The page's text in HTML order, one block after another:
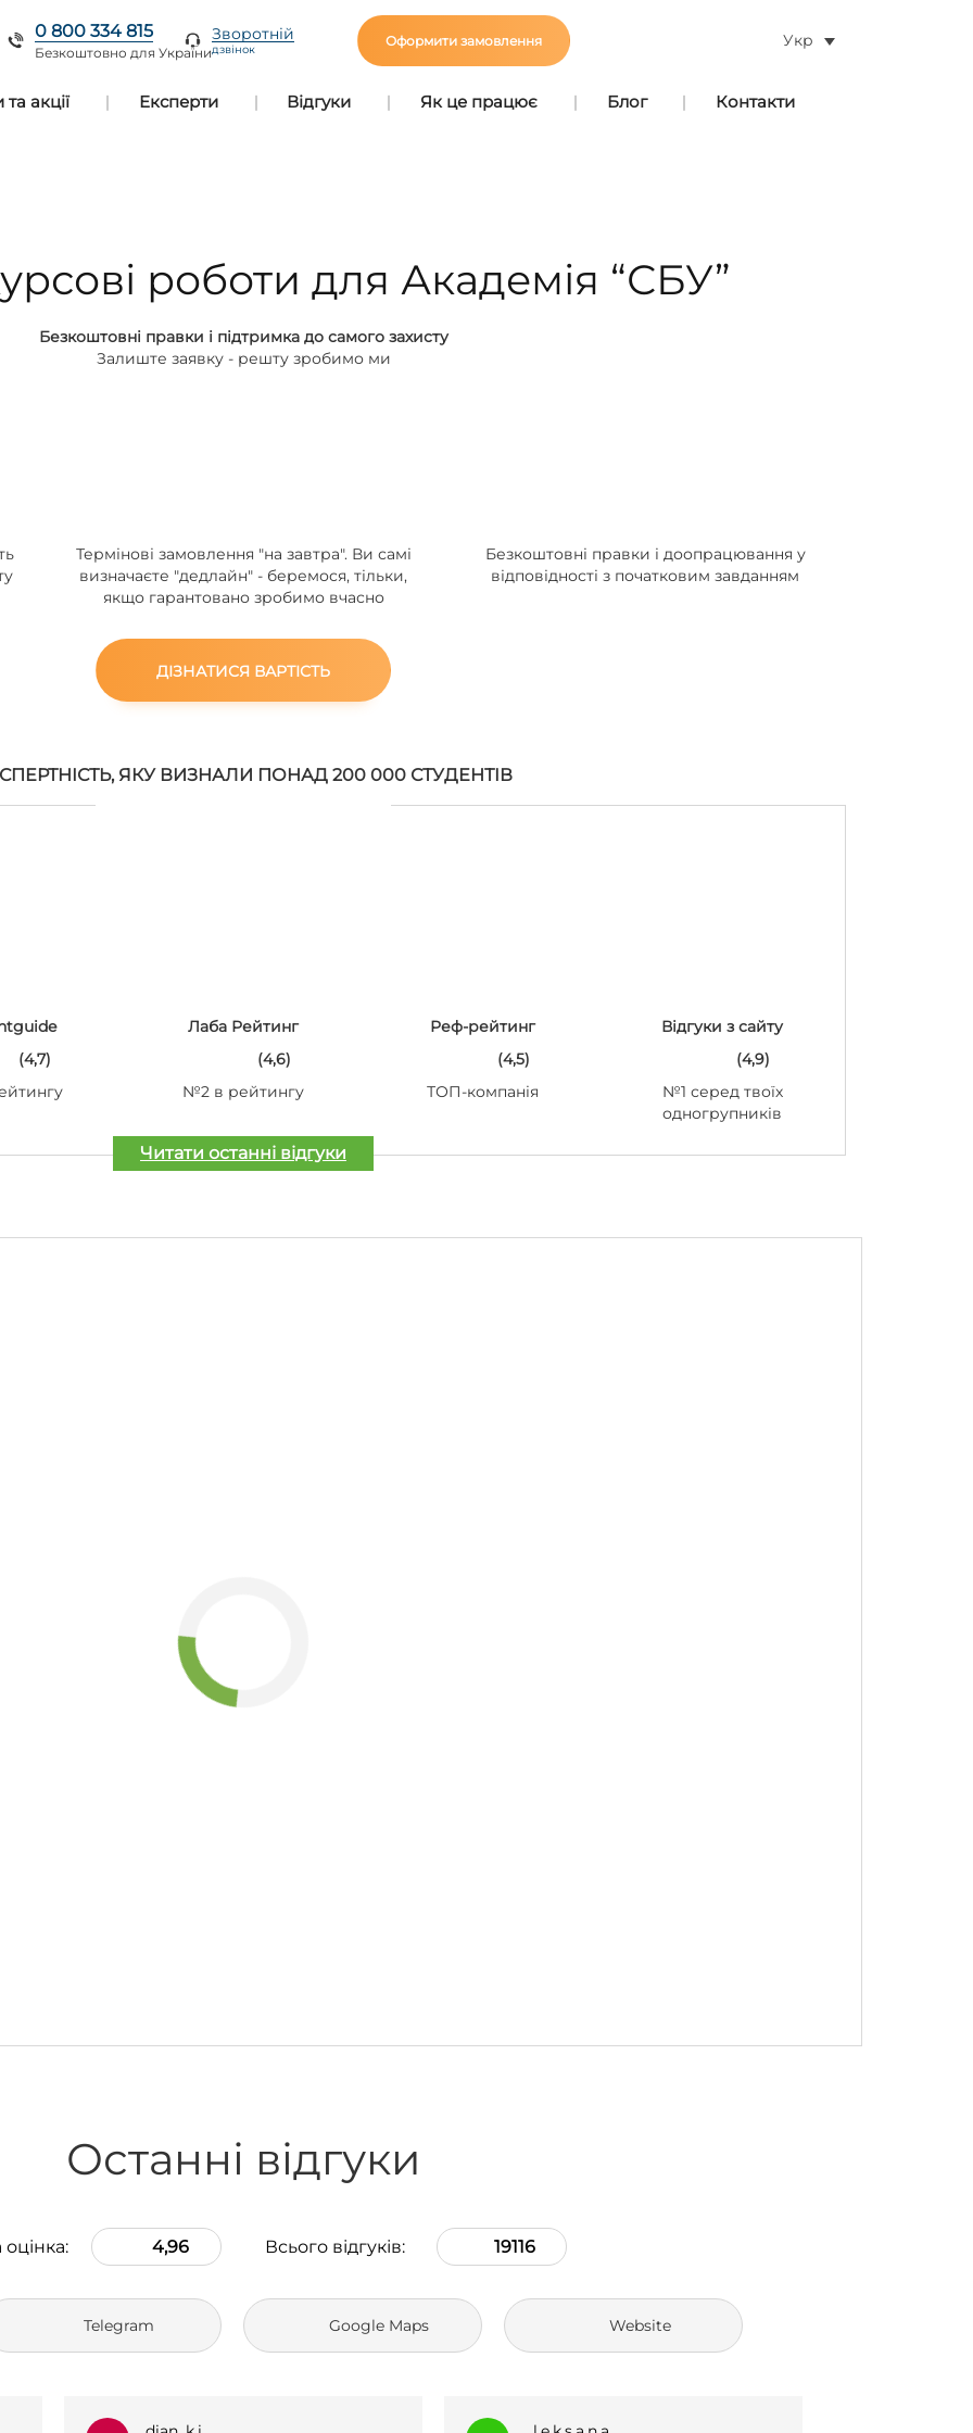
0 800 334 815
Безкоштовно для України
Зворотній
дзвінок
Оформити замовлення Укр
акції Експерти Відгуки Як це працює Блог Контакти
роботи для Академія “СБУ”
Безкоштовні правки і підтримка до самого захисту
Залиште заявку - решту зробимо ми
Термінові замовлення "на завтра". Ви самі
визначаєте "дедлайн" - беремося, тільки,
якщо гарантовано зробимо вчасно
Безкоштовні правки і доопрацювання у
відповідності з початковим завданням
ДІЗНАТИСЯ ВАРТІСТЬ
ЯКУ ВИЗНАЛИ ПОНАД 200 000 СТУДЕНТІВ
(4,7)
Лаба Рейтинг
(4,6)
№2 в рейтингу
Реф-рейтинг
(4,5)
ТОП-компанія
Відгуки з сайту
(4,9)
№1 серед твоїх
одногрупників
Читати останні відгуки
Останні відгуки
4,96 Всього відгуків: 19116
Telegram Google Maps Website